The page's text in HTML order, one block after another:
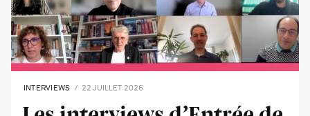
INTERVIEWS 22 JUILLET 2026